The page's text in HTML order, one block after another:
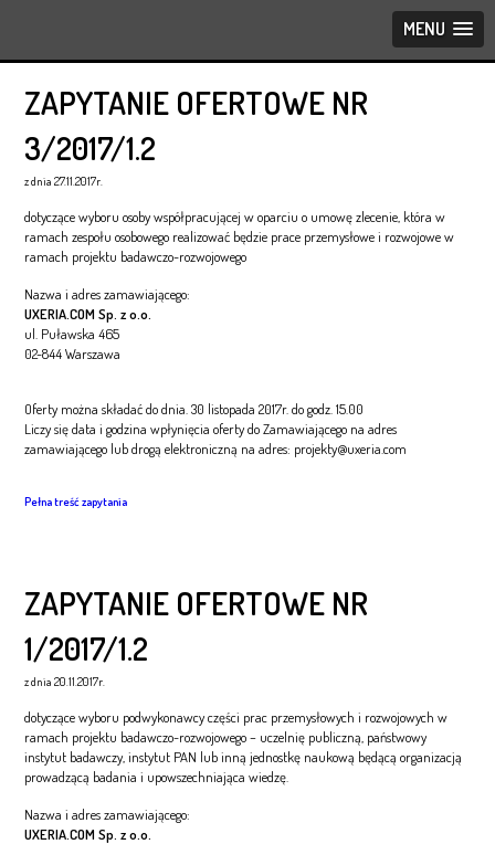
MENU
ZAPYTANIE OFERTOWE NR
3/2017/1.2
z dnia 27.11.2017r.
dotyczące wyboru osoby współpracującej w oparciu o umowę zlecenie, która w
ramach zespołu osobowego realizować będzie prace przemysłowe i rozwojowe w
ramach projektu badawczo-rozwojowego
Nazwa i adres zamawiającego:
UXERIA.COM Sp. z o.o.
ul. Puławska 465
02-844 Warszawa
Oferty można składać do dnia. 30 listopada 2017r. do godz. 15.00
Liczy się data i godzina wpłynięcia oferty do Zamawiającego na adres
zamawiającego lub drogą elektroniczną na adres: projekty@uxeria.com
Pełna treść zapytania
ZAPYTANIE OFERTOWE NR
1/2017/1.2
z dnia 20.11.2017r.
dotyczące wyboru podwykonawcy części prac przemysłowych i rozwojowych w
ramach projektu badawczo-rozwojowego – uczelnię publiczną, państwowy
instytut badawczy, instytut PAN lub inną jednostkę naukową będącą organizacją
prowadzącą badania i upowszechniająca wiedzę.
Nazwa i adres zamawiającego:
UXERIA.COM Sp. z o.o.